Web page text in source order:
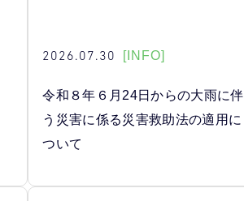
2026.07.30 [INFO]
令和８年６月24日からの大雨に伴
う災害に係る災害救助法の適用に
ついて